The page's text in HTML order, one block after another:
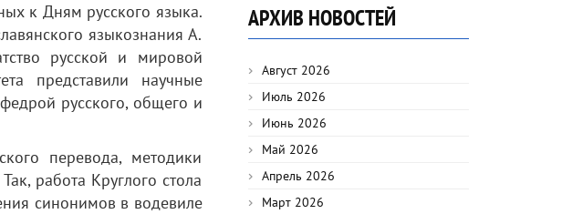
к Дням русского языка.
языкознания А.
русской и мировой
представили научные
русского, общего и
перевода, методики
работа Круглого стола
синонимов в водевиле
АРХИВ НОВОСТЕЙ
Август 2026
Июль 2026
Июнь 2026
Май 2026
Апрель 2026
Март 2026